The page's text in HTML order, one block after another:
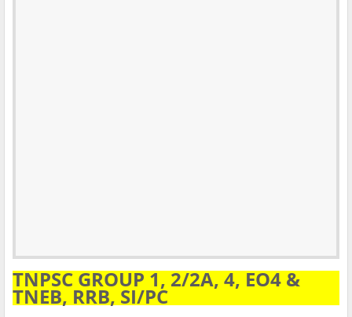
TNPSC GROUP 1, 2/2A, 4, EO4 &
TNEB, RRB, SI/PC